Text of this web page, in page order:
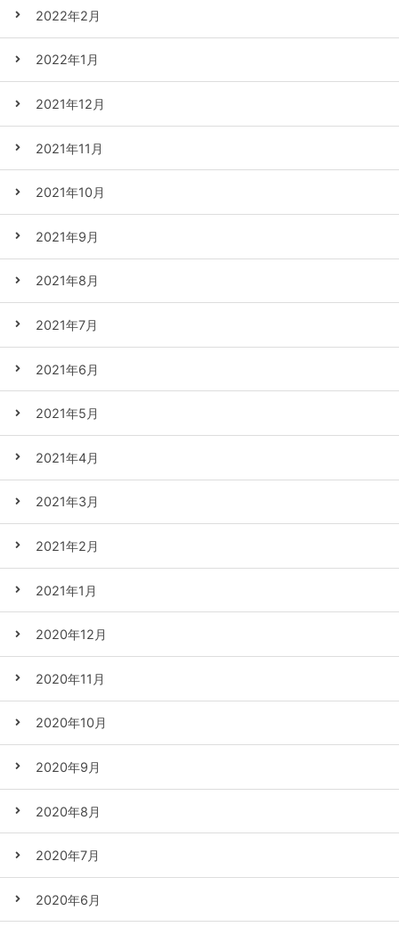
2022年2月
2022年1月
2021年12月
2021年11月
2021年10月
2021年9月
2021年8月
2021年7月
2021年6月
2021年5月
2021年4月
2021年3月
2021年2月
2021年1月
2020年12月
2020年11月
2020年10月
2020年9月
2020年8月
2020年7月
2020年6月